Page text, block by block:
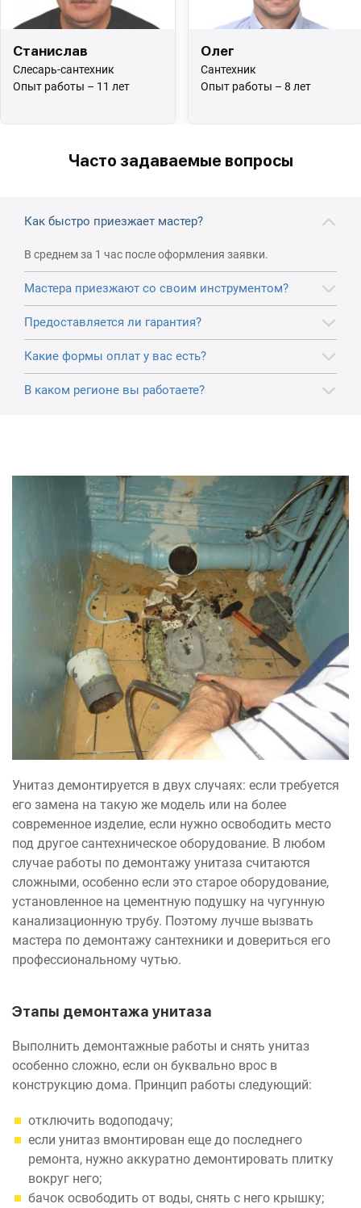
Станислав
Слесарь-сантехник
Опыт работы – 11 лет
Олег
Сантехник
Опыт работы – 8 лет
Часто задаваемые вопросы
Как быстро приезжает мастер?
В среднем за 1 час после оформления заявки.
Мастера приезжают со своим инструментом?
Предоставляется ли гарантия?
Какие формы оплат у вас есть?
В каком регионе вы работаете?
Унитаз демонтируется в двух случаях: если требуется
его замена на такую же модель или на более
современное изделие, если нужно освободить место
под другое сантехническое оборудование. В любом
случае работы по демонтажу унитаза считаются
сложными, особенно если это старое оборудование,
установленное на цементную подушку на чугунную
канализационную трубу. Поэтому лучше вызвать
мастера по демонтажу сантехники и довериться его
профессиональному чутью.
Этапы демонтажа унитаза
Выполнить демонтажные работы и снять унитаз
особенно сложно, если он буквально врос в
конструкцию дома. Принцип работы следующий:
отключить водоподачу;
если унитаз вмонтирован еще до последнего
ремонта, нужно аккуратно демонтировать плитку
вокруг него;
бачок освободить от воды, снять с него крышку;